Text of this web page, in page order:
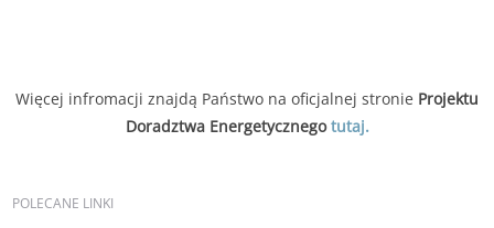
Więcej infromacji znajdą Państwo na oficjalnej stronie Projektu
Doradztwa Energetycznegotutaj.
POLECANE LINKI